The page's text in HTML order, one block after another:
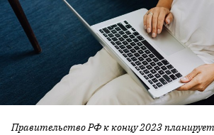
Правительство РФ к концу 2023